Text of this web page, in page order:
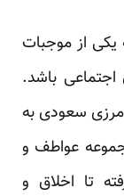
‌یکی از موجبات
باشد.
مرزی سعودی به
عواطف و
تا اخلاق و